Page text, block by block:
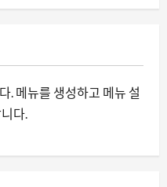
응
. 메뉴를 생성하고 메뉴 설
다.